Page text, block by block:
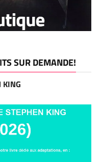
SUR DEMANDE!
KING